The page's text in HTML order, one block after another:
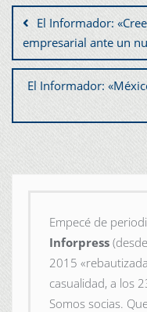
El Informador:
empresarial ante un
El Informador:
Empecé de
Inforpress
2015
casualidad, a los
Somos socias.